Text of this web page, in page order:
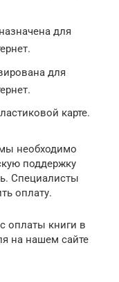
для
для
карте.
необходимо
поддержку
Специалисты
оплату.
оплаты книги в
на нашем сайте